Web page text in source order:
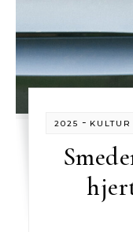
2025 - KULTUR